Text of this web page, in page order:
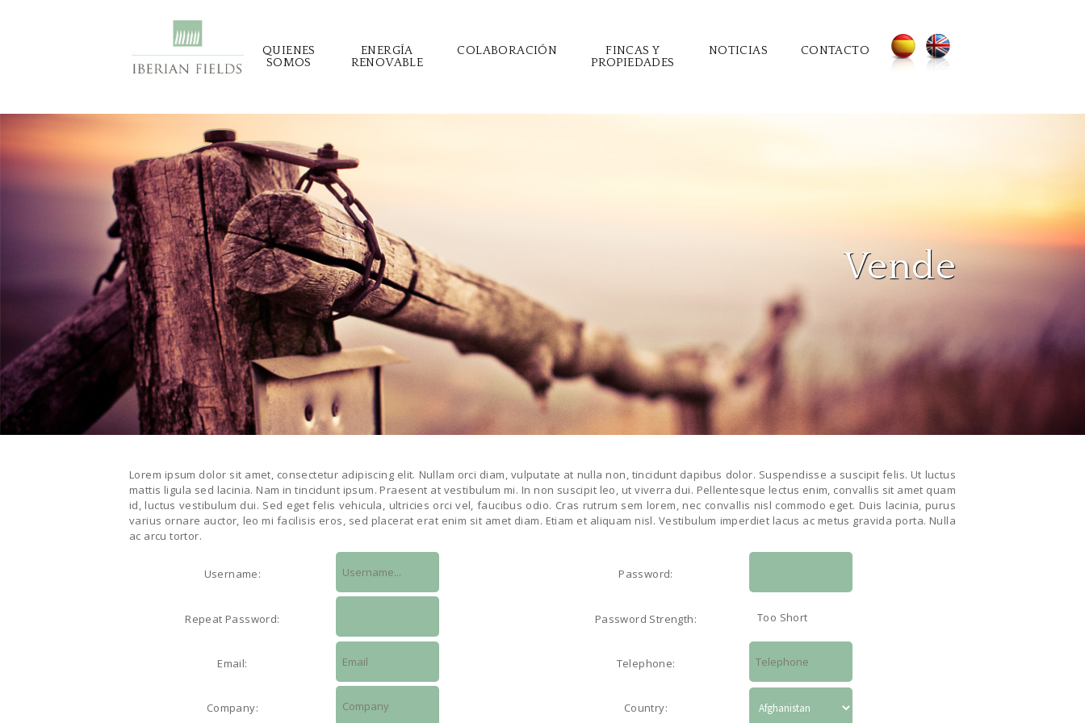
contenido
QUIENES
SOMOS
ENERGÍA
RENOVABLE
COLABORACIÓN
FINCAS Y
PROPIEDADES
NOTICIAS CONTACTO
Vende
Lorem ipsum dolor sit amet, consectetur adipiscing elit. Nullam orci diam, vulputate at nulla non, tincidunt dapibus dolor. Suspendisse a suscipit felis. Ut luctus
mattis ligula sed lacinia. Nam in tincidunt ipsum. Praesent at vestibulum mi. In non suscipit leo, ut viverra dui. Pellentesque lectus enim, convallis sit amet quam
id, luctus vestibulum dui. Sed eget felis vehicula, ultricies orci vel, faucibus odio. Cras rutrum sem lorem, nec convallis nisl commodo eget. Duis lacinia, purus
varius ornare auctor, leo mi facilisis eros, sed placerat erat enim sit amet diam. Etiam et aliquam nisl. Vestibulum imperdiet lacus ac metus gravida porta. Nulla
ac arcu tortor.
Username: Password:
Repeat Password: Password Strength: Too Short
Email: Telephone:
Company: Country: